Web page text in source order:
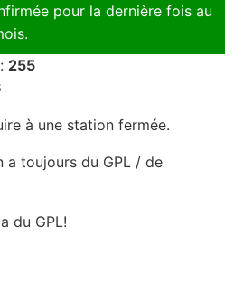
pour la dernière fois au
255
à une station fermée.
toujours du GPL / de
du GPL!